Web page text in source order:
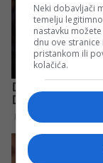
Neki dobavljači
temelju
nastavku
dnu ove
pristankom ili
kolačića.